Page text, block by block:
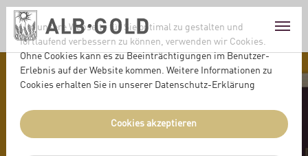
Um unsere Webseite für Sie optimal zu gestalten und
fortlaufend verbessern zu können, verwenden wir Cookies.
Ohne Cookies kann es zu Beeinträchtigungen im Benutzer-
Erlebnis auf der Website kommen. Weitere Informationen zu
Cookies erhalten Sie in unserer Datenschutz-Erklärung
Cookies akzeptieren
Skip to main content
Skip to page footer